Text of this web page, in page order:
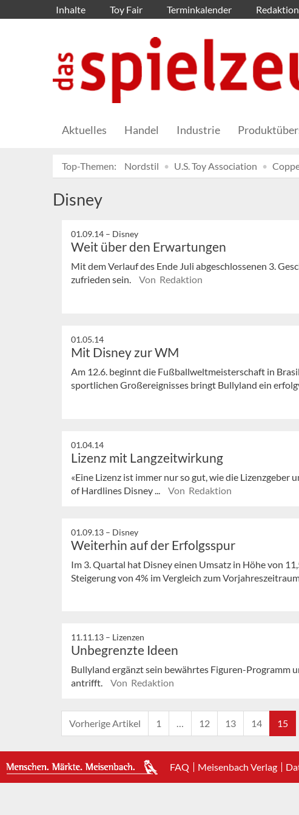
Inhalte Toy Fair Terminkalender Redaktion
Aktuelles Handel Industrie
Top-Themen: Nordstil U.S. Toy Association
Disney
01.09.14 – Disney
Weit über den Erwartungen
Mit dem Verlauf des Ende Juli abgeschlossenen 3.
zufrieden sein.
Von Redaktion
01.05.14
Mit Disney zur WM
Am 12.6. beginnt die Fußballweltmeisterschaft in
sportlichen Großereignisses bringt Bullyland ein
01.04.14
Lizenz mit Langzeitwirkung
«Eine Lizenz ist immer nur so gut, wie die
of Hardlines Disney ...
Von Redaktion
01.09.13 – Disney
Weiterhin auf der Erfolgsspur
Im 3. Quartal hat Disney einen Umsatz in Höhe von
Steigerung von 4% im Vergleich zum
11.11.13 – Lizenzen
Unbegrenzte Ideen
Bullyland ergänzt sein bewährtes Figuren-Programm
antrifft.
Von Redaktion
Vorherige Artikel 1 … 12 13 14 15
FAQ Meisenbach Verlag